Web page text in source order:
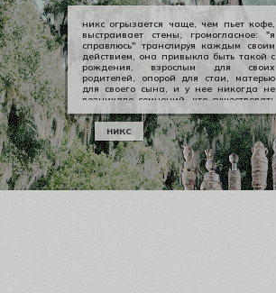
никс огрызается чаще, чем пьет кофе,
выстраивает стены, громогласное: "я
справлюсь" транслируя каждым своим
действием, она привыкла быть такой с
рождения. взрослым для своих
родителей, опорой для стаи, матерью
для своего сына, и у нее никогда не
возникало сомнений, что существовать
можно в принципе своем как-то иначе.
у никс опора — она сама, даже если
уже давно изломанная, совершенно
ненадежная, но помощи она просит
тогда, когда не остается уже выбора.
никс